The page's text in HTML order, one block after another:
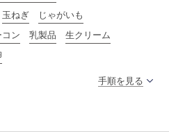
玉ねぎ
じゃがいも
ン
乳製品
生クリーム
手順を見る